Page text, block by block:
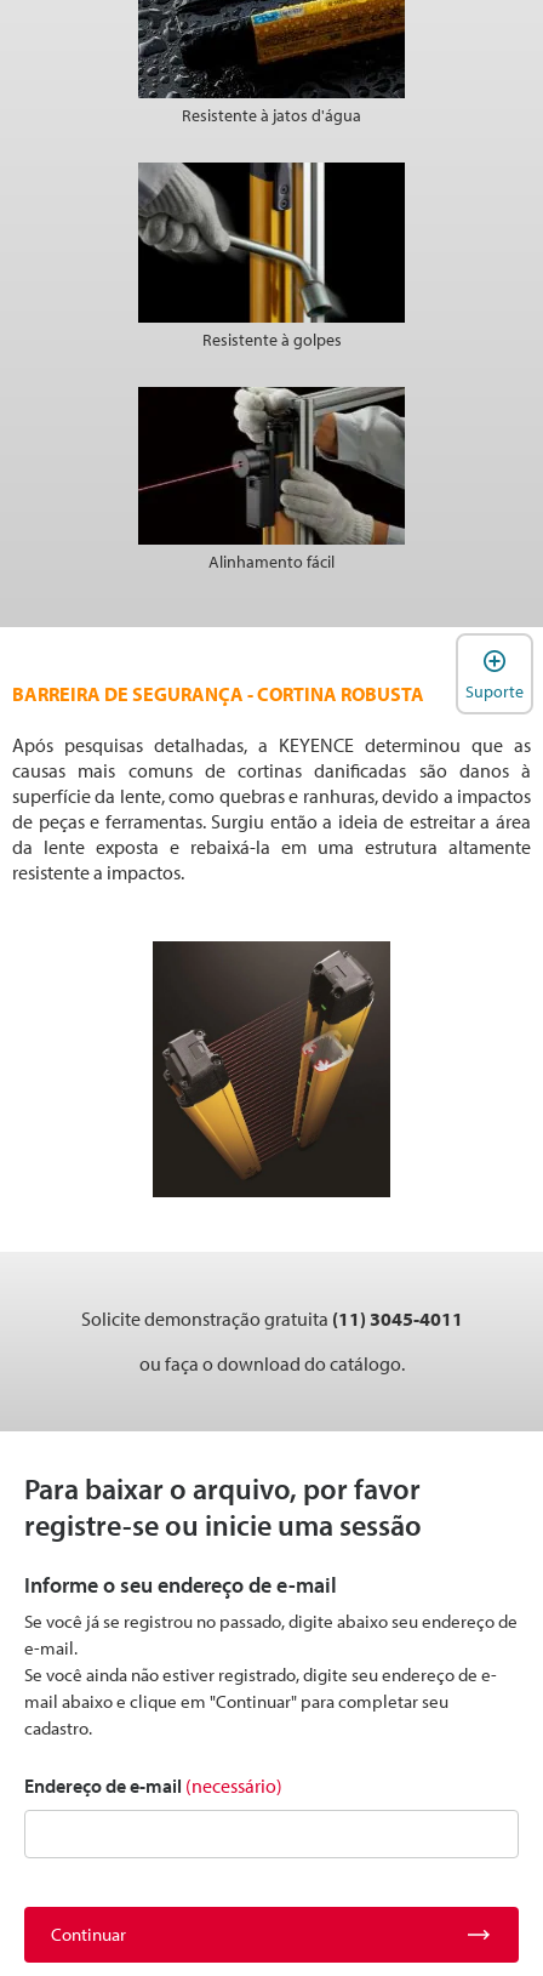
Resistente à jatos d'água
Resistente à golpes
Alinhamento fácil
BARREIRA DE SEGURANÇA - CORTINA ROBUSTA
Após pesquisas detalhadas, a KEYENCE determinou que as
causas mais comuns de cortinas danificadas são danos à
superfície da lente, como quebras e ranhuras, devido a impactos
de peças e ferramentas. Surgiu então a ideia de estreitar a área
da lente exposta e rebaixá-la em uma estrutura altamente
resistente a impactos.
Solicite demonstração gratuita (11) 3045-4011
ou faça o download do catálogo.
Para baixar o arquivo, por favor
registre-se ou inicie uma sessão
Informe o seu endereço de e-mail
Se você já se registrou no passado, digite abaixo seu endereço de
e-mail.
Se você ainda não estiver registrado, digite seu endereço de e-
mail abaixo e clique em "Continuar" para completar seu
cadastro.
Endereço de e-mail (necessário)
Continuar
Suporte